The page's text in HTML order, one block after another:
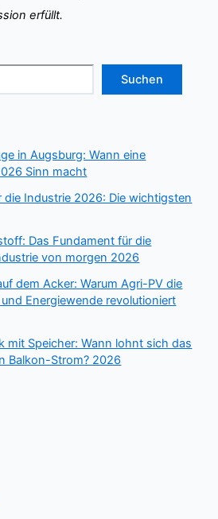
erfüllt.
Suchen
in Augsburg: Wann eine
Sinn macht
die Industrie 2026: Die wichtigsten
Das Fundament für die
von morgen 2026
dem Acker: Warum Agri-PV die
Energiewende revolutioniert
mit Speicher: Wann lohnt sich das
Balkon-Strom? 2026